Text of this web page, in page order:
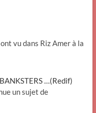
vu dans Riz Amer à la
…(Redif)
un sujet de